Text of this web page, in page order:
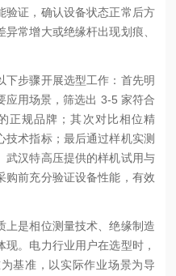
验证，确认设备状态正常后方
常增大或绝缘杆出现划痕、
下步骤开展选型工作：首先明
应用场景，筛选出 3-5 家符合
正规品牌；其次对比相位精
技术指标；最后通过样机实测
武汉特高压提供的样机试用与
购前充分验证设备性能，有效
上是相位测量技术、绝缘制造
。电力行业用户在选型时，
基准，以实际作业场景为导